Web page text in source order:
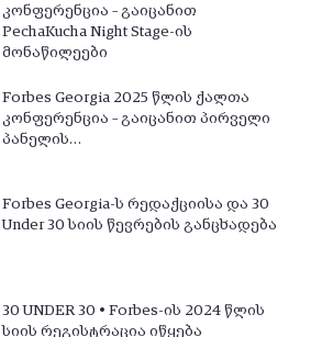
კონფერენცია – გაიცანით
PechaKucha Night Stage-ის
მონაწილეები
Forbes Georgia 2025 წლის ქალთა
კონფერენცია – გაიცანით პირველი
პანელის…
Forbes Georgia-ს რედაქციისა და 30
Under 30 სიის წევრების განცხადება
30 UNDER 30 • Forbes-ის 2024 წლის
სიის რეგისტრაცია იწყება